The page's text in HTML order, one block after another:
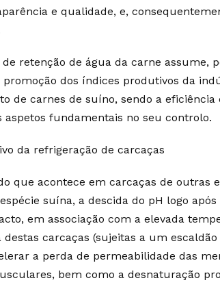
e qualidade, e,
de retenção de água da carne assume,
promoção dos índices produtivos da
de carnes de suíno, sendo a
aspetos fundamentais no seu controlo.
da refrigeração de carcaças
que acontece em carcaças de outras
suína, a descida do pH logo
em associação com a elevada
carcaças (sujeitas a um
a perda de permeabilidade das
bem como a desnaturação